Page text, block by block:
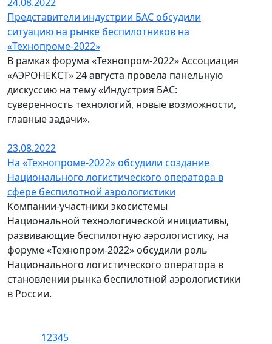
Представители индустрии БАС обсудили
ситуацию на рынке беспилотников на
«Технопроме-2022»
В рамках форума «Технопром-2022» Ассоциация
«АЭРОНЕКСТ» 24 августа провела панельную
дискуссию на тему «Индустрия БАС:
суверенность технологий, новые возможности,
главные задачи».
23.08.2022
На «Технопроме-2022» обсудили создание
Национального логистического оператора в
сфере беспилотной аэрологистики
Компании-участники экосистемы
Национальной технологической инициативы,
развивающие беспилотную аэрологистику, на
форуме «Технопром-2022» обсудили роль
Национального логистического оператора в
становлении рынка беспилотной аэрологистики
в России.
12345